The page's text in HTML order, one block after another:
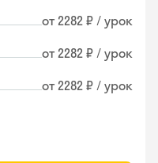
от 2282 ₽ / урок
от 2282 ₽ / урок
от 2282 ₽ / урок